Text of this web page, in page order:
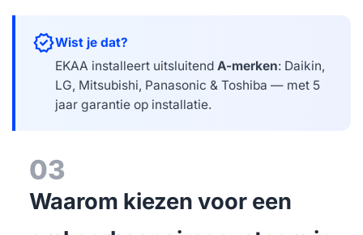
verifiedWist je dat?
EKAA installeert uitsluitendA-merken: Daikin,
LG, Mitsubishi, Panasonic & Toshiba — met 5
jaar garantie op installatie.
03
Waarom kiezen voor een